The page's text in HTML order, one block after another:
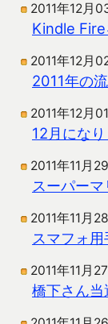
2011年12月
Kindle Fire
2011年12月
2011年の
2011年12月
12月にな
2011年11月
スーパー
2011年11月
スマフォ用
2011年11月
橋下さん当